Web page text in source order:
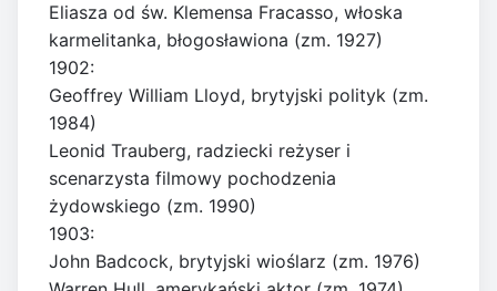
Eliasza od św. Klemensa Fracasso, włoska
karmelitanka, błogosławiona (zm. 1927)
1902:
Geoffrey William Lloyd, brytyjski polityk (zm.
1984)
Leonid Trauberg, radziecki reżyser i
scenarzysta filmowy pochodzenia
żydowskiego (zm. 1990)
1903:
John Badcock, brytyjski wioślarz (zm. 1976)